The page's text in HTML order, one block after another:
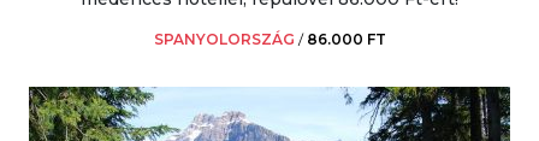
SPANYOLORSZÁG / 86.000 FT